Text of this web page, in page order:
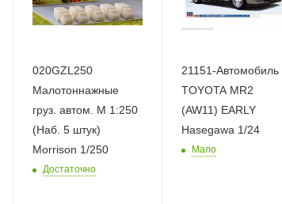
020GZL250
Малотоннажные
груз. автом. М 1:250
(Наб. 5 штук)
Morrison 1/250
Достаточно
21151-Автомобиль
TOYOTA MR2
(AW11) EARLY
Hasegawa 1/24
Мало